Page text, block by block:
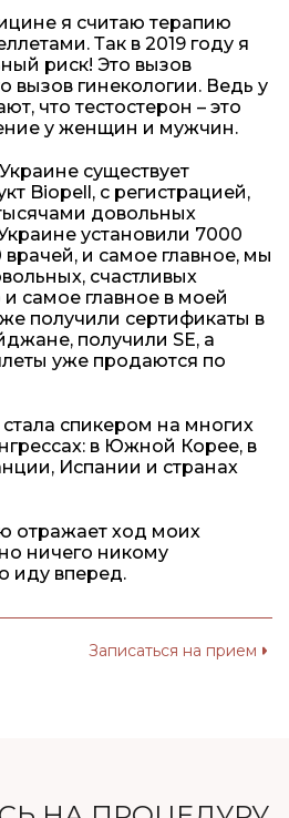
я считаю терапию
Так в 2019 году я
риск! Это вызов
вызов гинекологии. Ведь у
что тестостерон – это
у женщин и мужчин.
существует
Biopell, с регистрацией,
довольных
установили 7000
и самое главное, мы
счастливых
самое главное в моей
получили сертификаты в
получили SE, а
уже продаются по
спикером на многих
в Южной Корее, в
Испании и странах
отражает ход моих
ничего никому
иду вперед.
Записаться на прием